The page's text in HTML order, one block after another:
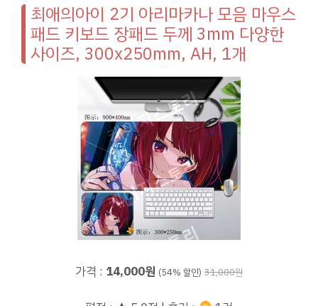
최애의아이 2기 아리마카나 모음 마우스
패드 키보드 장패드 두께 3mm 다양한
사이즈, 300x250mm, AH, 1개
가격 : 14,000원 (54% 할인) 31,000원